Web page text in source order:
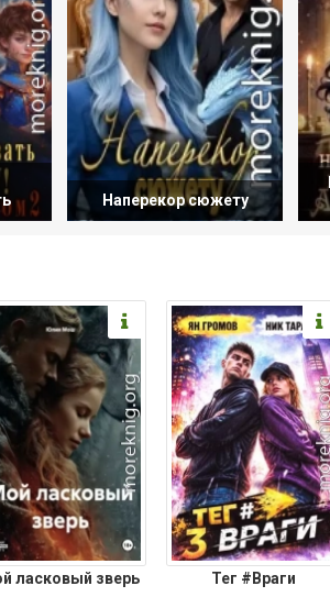
Наперекор сюжету
ласковый зверь Тег #Враги